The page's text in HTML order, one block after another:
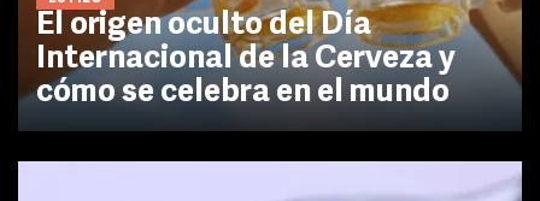
El origen oculto del Día
Internacional de la Cerveza y
cómo se celebra en el mundo